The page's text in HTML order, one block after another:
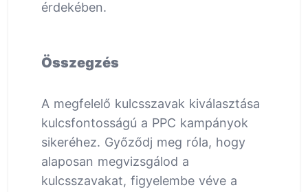
érdekében.
Összegzés
A megfelelő kulcsszavak kiválasztása
kulcsfontosságú a PPC kampányok
sikeréhez. Győződj meg róla, hogy
alaposan megvizsgálod a
kulcsszavakat, figyelembe véve a